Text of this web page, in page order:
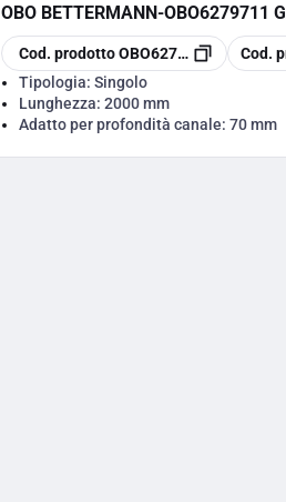
OBO BETTERMANN-OBO6279711
copiaCod. prodotto OBO6279711 copia
Cod.
Tipologia: Singolo
Lunghezza: 2000 mm
Adatto per profondità canale: 70 mm